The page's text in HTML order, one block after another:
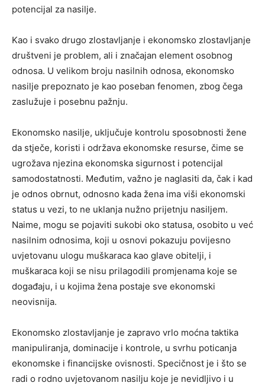
potencijal za nasilje.
Kao i svako drugo zlostavljanje i ekonomsko zlostavljanje
društveni je problem, ali i značajan element osobnog
odnosa. U velikom broju nasilnih odnosa, ekonomsko
nasilje prepoznato je kao poseban fenomen, zbog čega
zaslužuje i posebnu pažnju.
Ekonomsko nasilje, uključuje kontrolu sposobnosti žene
da stječe, koristi i održava ekonomske resurse, čime se
ugrožava njezina ekonomska sigurnost i potencijal
samodostatnosti. Međutim, važno je naglasiti da, čak i kad
je odnos obrnut, odnosno kada žena ima viši ekonomski
status u vezi, to ne uklanja nužno prijetnju nasiljem.
Naime, mogu se pojaviti sukobi oko statusa, osobito u već
nasilnim odnosima, koji u osnovi pokazuju povijesno
uvjetovanu ulogu muškaraca kao glave obitelji, i
muškaraca koji se nisu prilagodili promjenama koje se
događaju, i u kojima žena postaje sve ekonomski
neovisnija.
Ekonomsko zlostavljanje je zapravo vrlo moćna taktika
manipuliranja, dominacije i kontrole, u svrhu poticanja
ekonomske i financijske ovisnosti. Specičnost je i što se
radi o rodno uvjetovanom nasilju koje je nevidljivo i u